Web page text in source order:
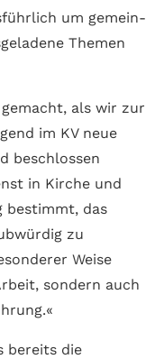
um gemein­
Themen
als wir zur
im KV neue
beschlossen
in Kirche und
bestimmt, das
zu
Weise
sondern auch
bereits die